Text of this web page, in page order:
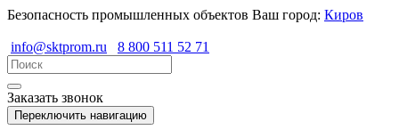
Безопасность промышленных объектов Ваш город: Киров
info@sktprom.ru 8 800 511 52 71
Заказать звонок
Переключить навигацию